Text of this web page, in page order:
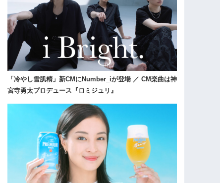
「冷やし雪肌精」新CMにNumber_iが登場 ／ CM楽曲は神
宮寺勇太プロデュース『ロミジュリ』